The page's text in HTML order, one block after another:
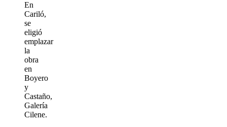
En
Cariló,
se
eligió
emplazar
la
obra
en
Boyero
y
Castaño,
Galería
Cilene.